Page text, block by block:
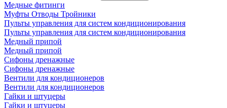
Медные фитинги
Муфты Отводы Тройники
Пульты управления для систем кондиционирования
Пульты управления для систем кондиционирования
Медный припой
Медный припой
Сифоны дренажные
Сифоны дренажные
Вентили для кондиционеров
Вентили для кондиционеров
Гайки и штуцеры
Гайки и штуцеры